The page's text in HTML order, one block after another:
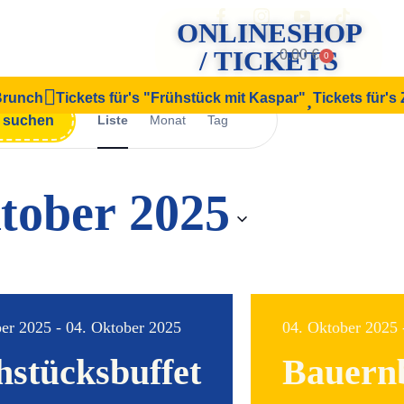
0.00€ 0
ONLINESHOP
/ TICKETS
Tickets für's "Frühstück mit Kaspar" Tickets für's
Veranstaltung
Ansichten-
Liste Monat Tag
2025
2025 - 04. Oktober 2025 04. Oktober 2025